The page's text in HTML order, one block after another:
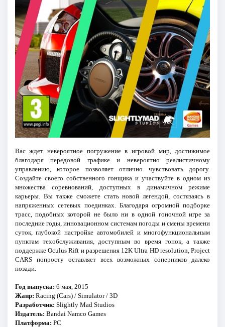
Вас ждет невероятное погружение в игровой мир, достижимое
благодаря передовой графике и невероятно реалистичному
управлению, которое позволяет отлично чувствовать дорогу.
Создайте своего собственного гонщика и участвуйте в одном из
множества соревнований, доступных в динамичном режиме
карьеры. Вы также сможете стать новой легендой, состязаясь в
напряженных сетевых поединках. Благодаря огромной подборке
трасс, подобных которой не было ни в одной гоночной игре за
последние годы, инновационном системам погоды и смены времени
суток, глубокой настройке автомобилей и многофункциональным
пунктам техобслуживания, доступным во время гонок, а также
поддержке Oculus Rift и разрешения 12K Ultra HD resolution, Project
CARS попросту оставляет всех возможных соперников далеко
позади.
Год выпуска: 6 мая, 2015
Жанр: Racing (Cars) / Simulator / 3D
Разработчик: Slightly Mad Studios
Издатель: Bandai Namco Games
Платформа: PC